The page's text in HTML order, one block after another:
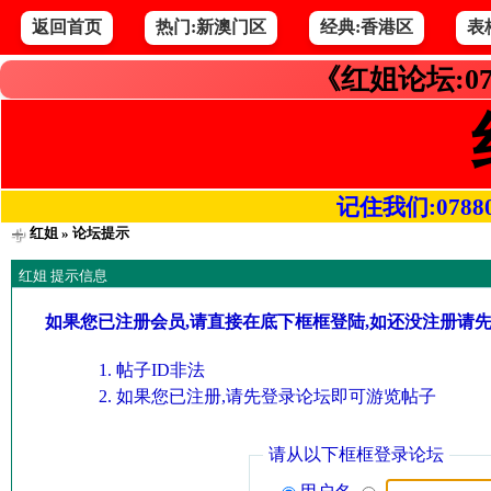
返回首页 热门:新澳门区 经典:香港区 表
《红姐论坛
记住我们
红姐» 论坛提示
红姐 提示信息
如果您已注册会员,请直接在底下框框登陆,如还没注册请
帖子ID非法
如果您已注册,请先登录论坛即可游览帖子
请从以下框框登录论坛